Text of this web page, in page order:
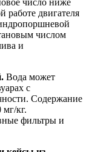
работе двигателя
числом
и
Вода может
с
Содержание
кг.
фильтры и